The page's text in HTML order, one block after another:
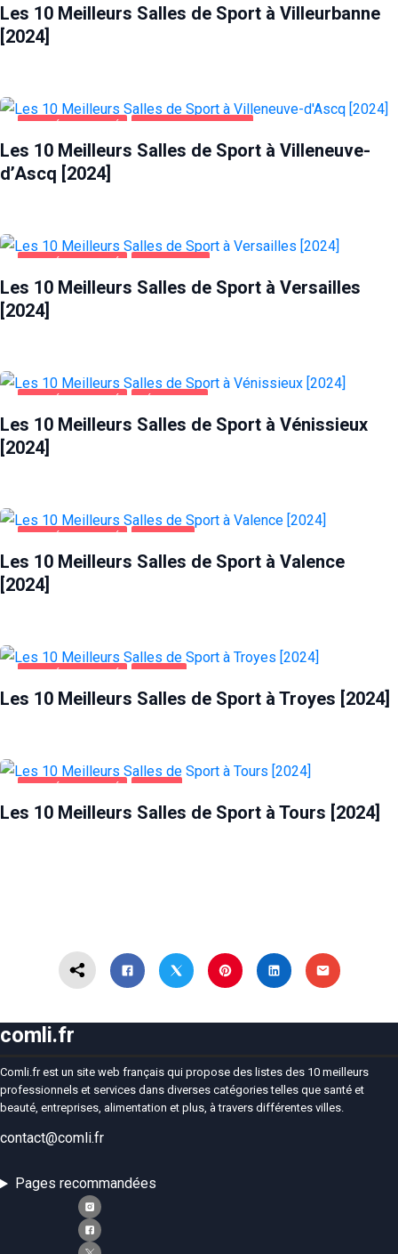
Les 10 Meilleurs Salles de Sport à Villeurbanne
[2024]
Les 10 Meilleurs Salles de Sport à Villeneuve-
d’Ascq [2024]
Les 10 Meilleurs Salles de Sport à Versailles
[2024]
Les 10 Meilleurs Salles de Sport à Vénissieux
[2024]
Les 10 Meilleurs Salles de Sport à Valence
[2024]
Les 10 Meilleurs Salles de Sport à Troyes [2024]
Les 10 Meilleurs Salles de Sport à Tours [2024]
comli.fr
Comli.fr est un site web français qui propose des listes des 10 meilleurs
professionnels et services dans diverses catégories telles que santé et
beauté, entreprises, alimentation et plus, à travers différentes villes.
contact@comli.fr
Pages recommandées